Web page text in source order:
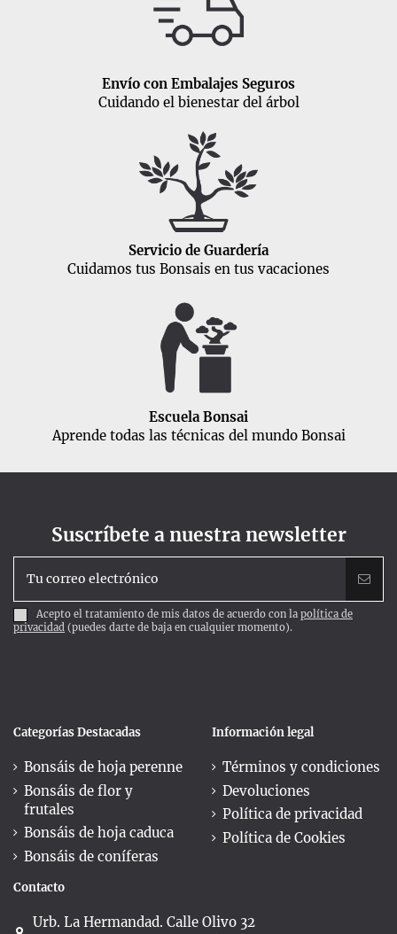
Envío con Embalajes Seguros
Cuidando el bienestar del árbol
Servicio de Guardería
Cuidamos tus Bonsais en tus vacaciones
Escuela Bonsai
Aprende todas las técnicas del mundo Bonsai
Suscríbete a nuestra newsletter
Acepto el tratamiento de mis datos de acuerdo con la política de
privacidad (puedes darte de baja en cualquier momento).
Categorías Destacadas
Bonsáis de hoja perenne
Bonsáis de flor y
frutales
Bonsáis de hoja caduca
Bonsáis de coníferas
Información legal
Términos y condiciones
Devoluciones
Política de privacidad
Política de Cookies
Contacto
Urb. La Hermandad. Calle Olivo 32